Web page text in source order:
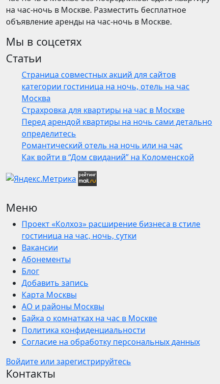
на час-ночь в Москве. Разместить бесплатное
объявление аренды на час-ночь в Москве.
Мы в соцсетях
Статьи
Страница совместных акций для сайтов
категории гостиница на ночь, отель на час
Москва
Страхровка для квартиры на час в Москве
Перед арендой квартиры на ночь сами детально
определитесь
Романтический отель на ночь или на час
Как войти в “Дом свиданий” на Коломенской
Меню
Проект «Колхоз» расширение бизнеса в стиле
гостиница на час, ночь, сутки
Вакансии
Абонементы
Блог
Добавить запись
Карта Москвы
АО и районы Москвы
Байка о комнатках на час в Москве
Политика конфиденциальности
Согласие на обработку персональных данных
Войдите или зарегистрируйтесь
Контакты